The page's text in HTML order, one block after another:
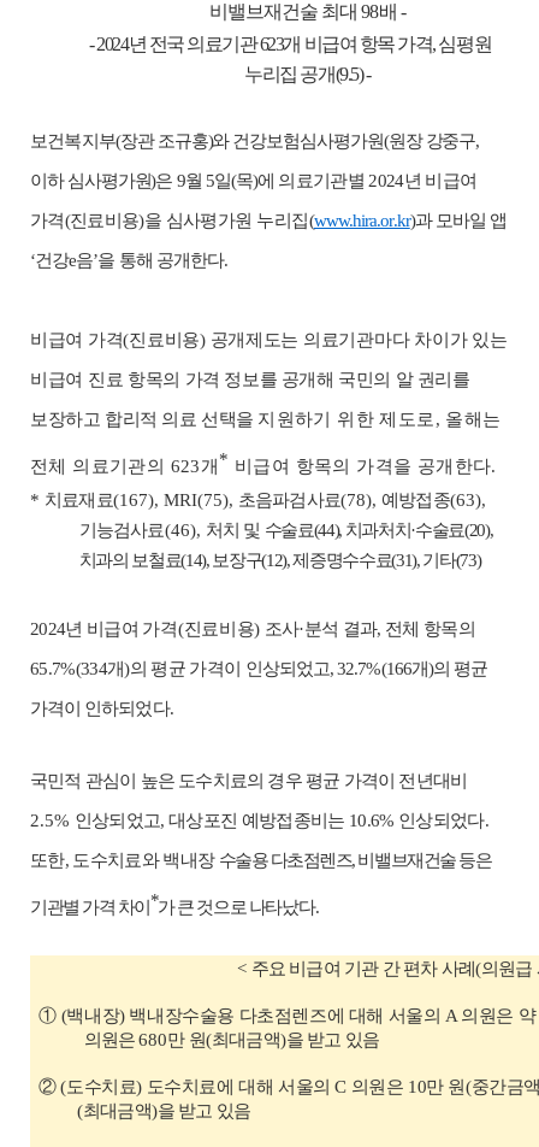
비밸브재건술 최대98배 -
-2024년 전국 의료기관623개 비급여 항목 가격,심평원
누리집 공개(9.5) -
보건복지부(장관 조규홍)와건강보험심사평가원(원장 강중구,
이하 심사평가원)은 9월 5일(목)에 의료기관별2024년 비급여
가격(진료비용)을 심사평가원 누리집(www.hira.or.kr)과 모바일 앱
‘건강e음’을 통해 공개한다.
비급여 가격(진료비용) 공개제도는 의료기관마다 차이가 있는
비급여 진료 항목의 가격 정보를 공개해 국민의 알 권리를
보장하고 합리적 의료 선택을 지원하기 위한 제도로, 올해는
전체 의료기관의 623개 * 비급여 항목의 가격을 공개 한다.
* 치료재료(167), MRI(75), 초음파검사료(78), 예방접종(63),
기능검사료(46), 처치 및 수술료(44), 치과처치 ·수술료(20),
치과의 보철료(14),보장구(12),제증명수수료(31),기타(73)
2024년 비급여 가격(진료비용) 조사·분석 결과, 전체 항목의
65.7%(334개)의 평균 가격이 인상되었고,32.7%(166개)의 평균
가격이 인하되었다.
국민적 관심이 높은 도수치료의 경우 평균 가격이 전년대비
2.5% 인상되었고,대상포진 예방접종비는 10.6% 인상되었다.
또한, 도수치료와 백내장 수술용 다초점렌즈,비밸브재건술 등은
기관별 가격 차이 *가 큰 것으로나타났다.
< 주요 비급여 기관 간 편차 사례(의원급
① (백내장) 백내장수술용 다초점렌즈에 대해 서울의A의원은 약
의원은680만 원(최대금액)을 받고 있음
② (도수치료) 도수치료에 대해서울의C 의원은 10만 원(중간금
(최대금액)을 받고 있음